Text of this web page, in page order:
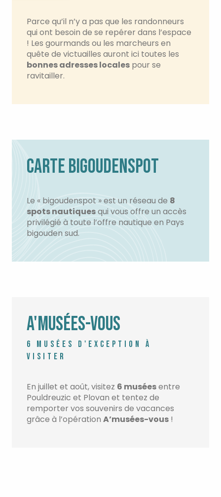
Parce qu’il n’y a pas que les randonneurs
qui ont besoin de se repérer dans l’espace
! Les gourmands ou les marcheurs en
quête de victuailles auront ici toutes les
bonnes adresses locales pour se
ravitailler.
CARTE BIGOUDENSPOT
Le « bigoudenspot » est un réseau de 8
spots nautiquesqui vous offre un accès
privilégié à toute l’offre nautique en Pays
bigouden sud.
A'MUSÉES-VOUS
6 MUSÉES D'EXCEPTION À
VISITER
En juillet et août, visitez 6 muséesentre
Pouldreuzic et Plovan et tentez de
remporter vos souvenirs de vacances
grâce à l’opération A’musées-vous !